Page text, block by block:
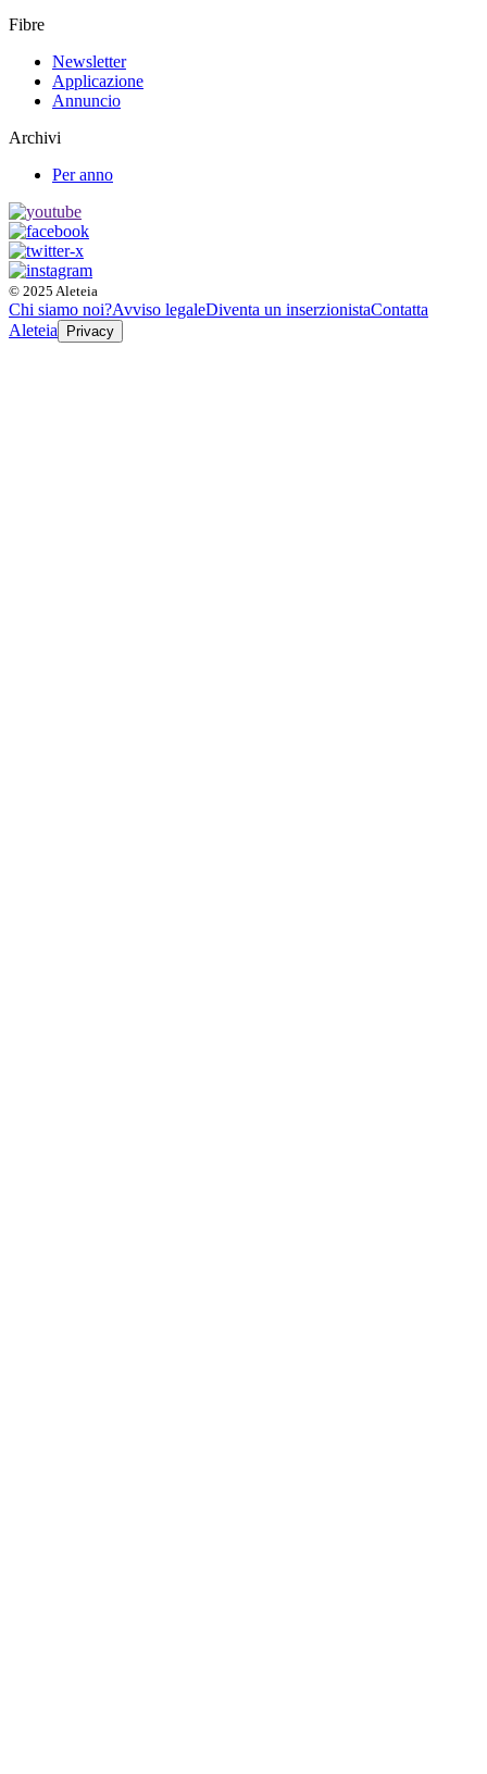
Fibre
Newsletter
Applicazione
Annuncio
Archivi
Per anno
© 2025 Aleteia
Chi siamo noi?Avviso legaleDiventa un inserzionistaContatta
Aleteia
Privacy